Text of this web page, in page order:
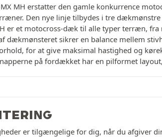
MX MH erstatter den gamle konkurrence
Den nye linje tilbydes i tre
er et motocross-dæk til alle typer terræn,
dækmønsteret sikrer en balance mellem
for at give maksimal hastighed og
på fordækket har en pilformet
er tilgængelige for dig, når du afgiver